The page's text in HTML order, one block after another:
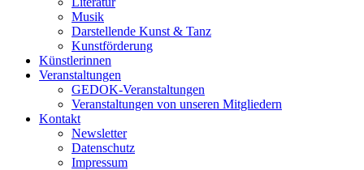
Musik
Darstellende Kunst & Tanz
Kunstförderung
Künstlerinnen
Veranstaltungen
GEDOK-Veranstaltungen
Veranstaltungen von unseren Mitgliedern
Kontakt
Newsletter
Datenschutz
Impressum